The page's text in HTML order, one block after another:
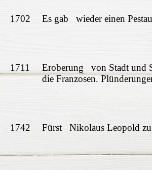
1702 Es gab wieder einen
1711
Eroberung von Stadt und
die Franzosen.
1742 Fürst Nikolaus Leopold zu